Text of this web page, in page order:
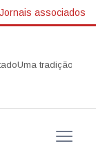
Jornais associados
tradição que